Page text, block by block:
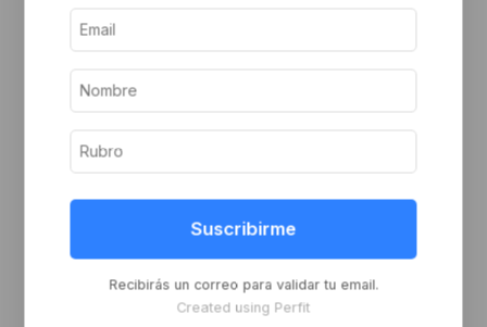
regístrese para ver el
Bisagra pomela para
Bisagra pomela
Suscribirme
Recibirás un correo para validar tu email.
Created using Perfit